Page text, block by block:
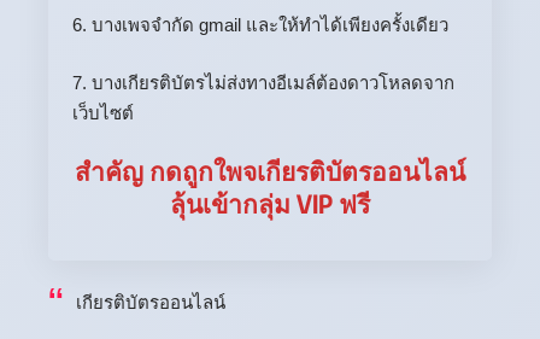
6. บางเพจจำกัด gmail และให้ทำได้เพียงครั้งเดียว
7. บางเกียรติบัตรไม่ส่งทางอีเมล์ต้องดาวโหลดจาก
เว็บไซต์
สำคัญ กดถูกใพจเกียรติบัตรออนไลน์
ลุ้นเข้ากลุ่ม VIP ฟรี
เกียรติบัตรออนไลน์